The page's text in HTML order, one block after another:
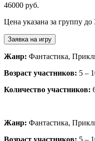
46000 руб.
Цена указана за группу до
Заявка на игру
Жанр: Фантастика,
Возраст участников: 5 –
Количество участников:
Жанр: Фантастика,
Возраст участников: 5 –